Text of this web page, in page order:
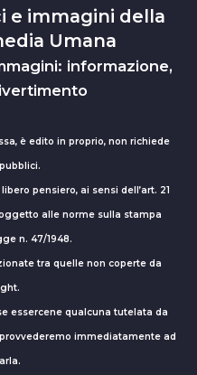
e immagini della
Umana
informazione,
è edito in proprio, non richiede
pensiero, ai sensi dell’art. 21
alle norme sulla stampa
n. 47/1948.
tra quelle non coperte da
essercene qualcuna tutelata da
immediatamente ad